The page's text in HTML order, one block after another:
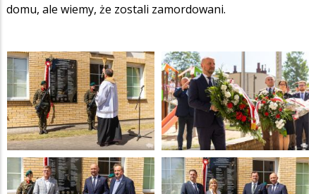
domu, ale wiemy, że zostali zamordowani.